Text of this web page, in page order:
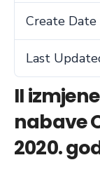
Create Date
Last
II
nabave
2020.